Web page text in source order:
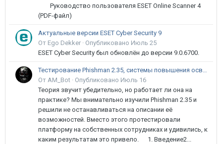
Руководство пользователя ESET Online Scanner 4
(PDF-файл)
Актуальные версии ESET Cyber Security 9
От Ego Dekker · Опубликовано Июль 25
ESET Cyber Security был обновлён до версии 9.0.6700.
Тестирование Phishman 2.35, системы повышения осведомлённости пользователей в сфере ИБ
От AM_Bot · Опубликовано Июль 16
Теория звучит убедительно, но работает ли она на
практике? Мы внимательно изучили Phishman 2.35 и
решили не останавливаться на описании её
возможностей. Вместо этого протестировали
платформу на собственных сотрудниках и удивились, к
каким результатам это привело. 1. Введение2...